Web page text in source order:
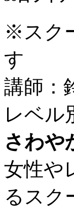
※スク
す
講師：
レベル
さわや
女性や
るスク